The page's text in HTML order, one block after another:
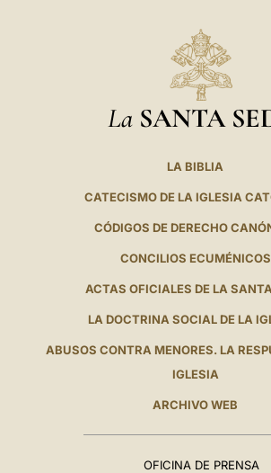
La SANTA
LA BIBLIA
CATECISMO DE LA IGLESIA
CÓDIGOS DE DERECHO
CONCILIOS ECUMÉNICOS
ACTAS OFICIALES DE LA
LA DOCTRINA SOCIAL DE LA
ABUSOS CONTRA MENORES. LA
IGLESIA
ARCHIVO WEB
OFICINA DE PRENSA